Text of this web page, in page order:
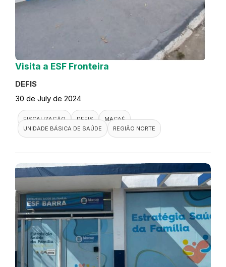
Visita a ESF Fronteira
DEFIS
30 de July de 2024
FISCALIZAÇÃO DEFIS
MACAÉ
UNIDADE BÁSICA DE SAÚDE
REGIÃO NORTE